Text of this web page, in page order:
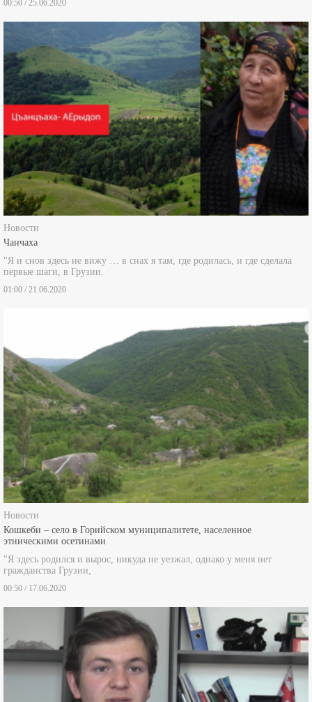
Новости
Чанчаха
первые шаги, в Грузии.
01:00 / 21.06.2020
Новости
Кошкеби – село в Горийском муниципалитете, населенное
этническими осетинами
"Я здесь родился и вырос, никуда не уезжал, однако у меня нет
гражданства Грузии,
00:50 / 17.06.2020